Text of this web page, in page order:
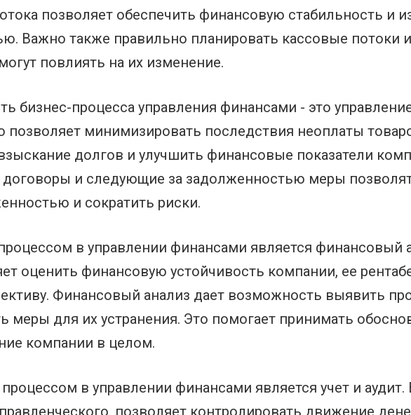
позволяет обеспечить финансовую стабильность и
Важно также правильно планировать кассовые потоки
повлиять на их изменение.
бизнес-процесса управления финансами - это
минимизировать последствия неоплаты
долгов и улучшить финансовые показатели
и следующие за задолженностью меры
и сократить риски.
в управлении финансами является финансовый
оценить финансовую устойчивость компании, ее
Финансовый анализ дает возможность выявить
меры для их устранения. Это помогает принимать
компании в целом.
в управлении финансами является учет и аудит.
позволяет контролировать движение